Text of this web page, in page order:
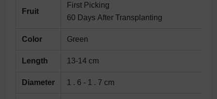
Fruit
First Picking
60 Days After Transplanting
Color Green
Length 13-14 cm
Diameter 1 . 6 - 1 . 7 cm